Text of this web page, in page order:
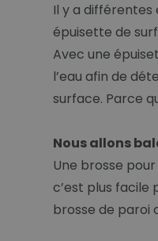
Il y a différentes
épuisette de
Avec une
l’eau afin de
surface. Parce
Nous allons
Une brosse
c’est plus facile
brosse de paroi